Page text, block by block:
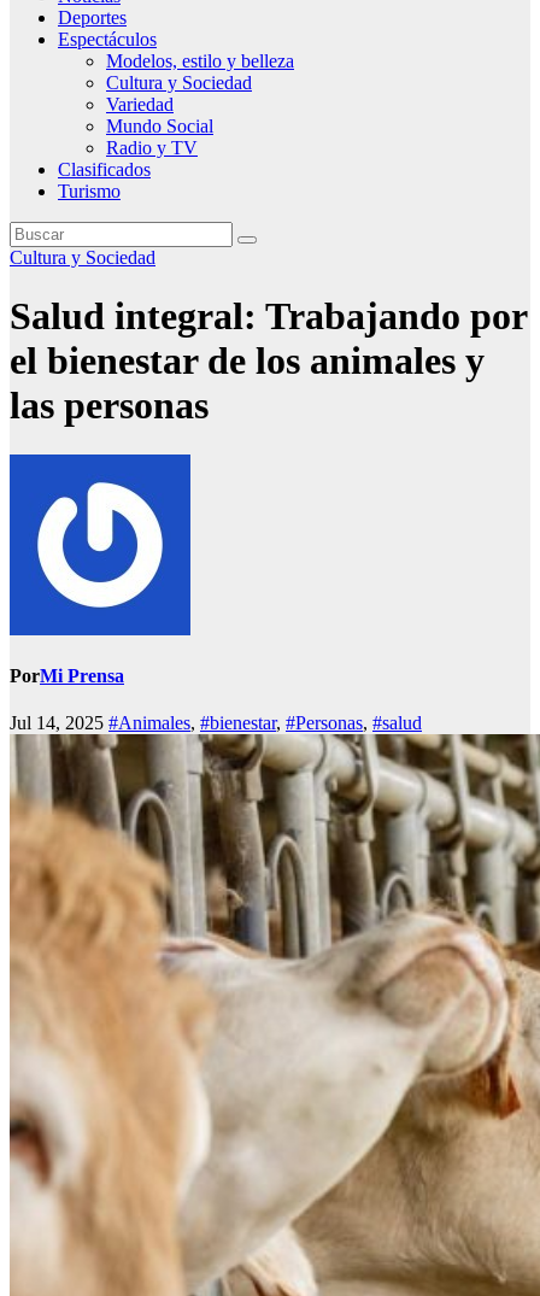
Deportes
Espectáculos
Modelos, estilo y belleza
Cultura y Sociedad
Variedad
Mundo Social
Radio y TV
Clasificados
Turismo
Cultura y Sociedad
Salud integral: Trabajando por
el bienestar de los animales y
las personas
PorMi Prensa
Jul 14, 2025 #Animales, #bienestar, #Personas, #salud